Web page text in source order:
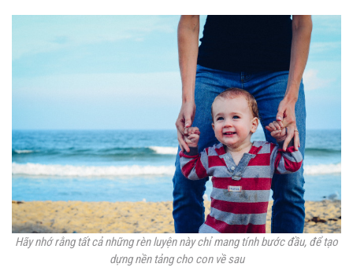
Hãy nhớ rằng tất cả những rèn luyện này chỉ mang tính bước đầu, để tạo
dựng nền tảng cho con về sau